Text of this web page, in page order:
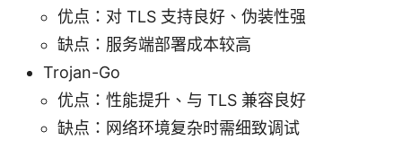
优点：对 TLS 支持良好、伪装性强
缺点：服务端部署成本较高
Trojan-Go
优点：性能提升、与 TLS 兼容良好
缺点：网络环境复杂时需细致调试